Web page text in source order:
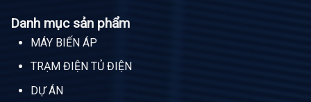
Danh mục sản phẩm
MÁY BIẾN ÁP
TRẠM ĐIỆN TỦ ĐIỆN
DỰ ÁN